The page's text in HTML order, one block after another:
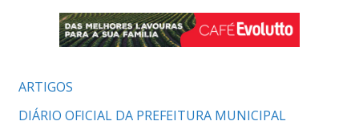
ARTIGOS
DIÁRIO OFICIAL DA PREFEITURA MUNICIPAL